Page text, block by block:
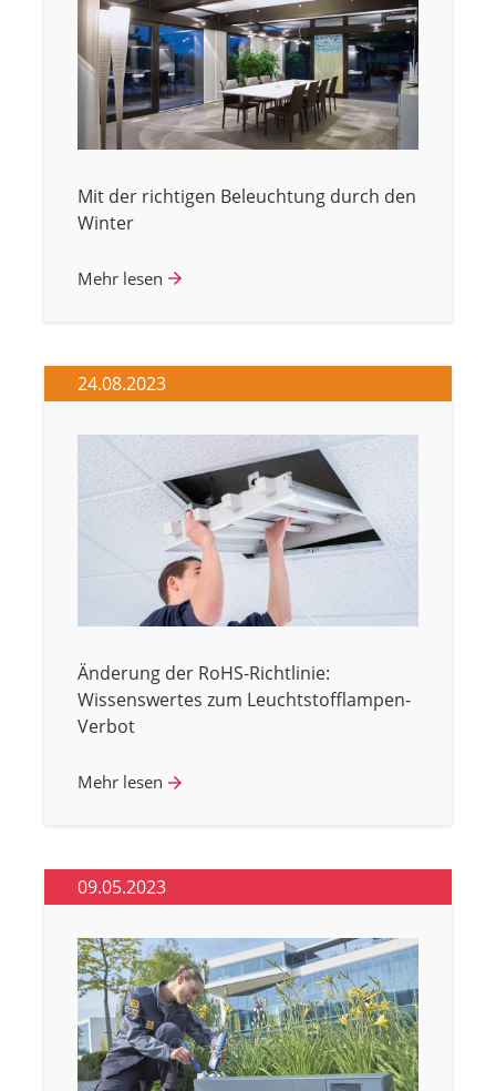
Mit der richtigen Beleuchtung durch den
Winter
Mehr lesen
24.08.2023
Änderung der RoHS-Richtlinie:
Wissenswertes zum Leuchtstofflampen-
Verbot
Mehr lesen
09.05.2023